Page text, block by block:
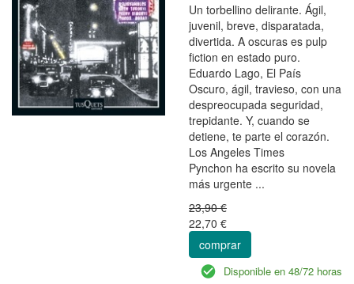
Un torbellino delirante. Ágil,
juvenil, breve, disparatada,
divertida. A oscuras es pulp
fiction en estado puro.
Eduardo Lago, El País
Oscuro, ágil, travieso, con una
despreocupada seguridad,
trepidante. Y, cuando se
detiene, te parte el corazón.
Los Angeles Times
Pynchon ha escrito su novela
más urgente ...
23,90 €
22,70 €
comprar
Disponible en 48/72 horas